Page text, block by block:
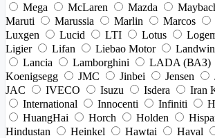
Mega
McLaren Mazda
Maruti
Marussia Marlin Marcos
Luxgen
Lucid LTI Lotus
Ligier
Lifan Liebao Motor
Lancia
Lamborghini LADA (ВАЗ)
Koenigsegg
JMC Jinbei Jensen
JAC
IVECO Isuzu Isdera Iran
International
Innocenti Infiniti
HuangHai
Horch Holden
Hindustan
Heinkel Hawtai Haval